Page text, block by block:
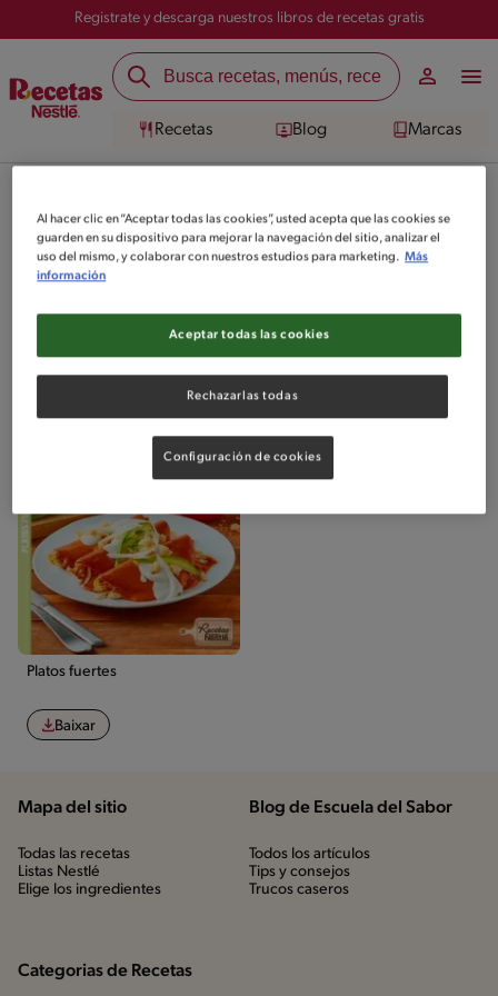
Registrate y descarga nuestros libros de recetas gratis
Recetas Blog Marcas
Descubre todos los recetarios
Mostrar resultados
Platos fuertes
Baixar
Mapa del sitio
Todas las recetas
Listas Nestlé
Elige los ingredientes
Blog de Escuela del Sabor
Todos los artículos
Tips y consejos
Trucos caseros
Categorias de Recetas
Al hacer clic en “Aceptar todas las cookies”, usted acepta que las cookies se
guarden en su dispositivo para mejorar la navegación del sitio, analizar el
uso del mismo, y colaborar con nuestros estudios para marketing. Más
información
Rechazarlas todas
Aceptar todas las cookies
Configuración de cookies